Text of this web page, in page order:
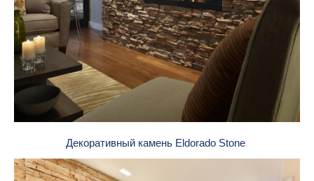
Декоративный камень Eldorado Stone